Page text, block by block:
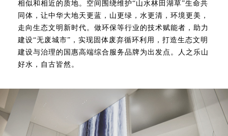
相似和相近的质地。空间围绕维护“山水林田湖草”生命共
同体，让中华大地天更蓝，山更绿，水更清，环境更美，
走向生态文明新时代。做环保等行业的技术赋能者，助力
建设“无废城市”，实现固体废弃循环利用，打造生态文明
建设与治理的国惠高端综合服务品牌为出发点。人之乐山
好水，自古皆然。